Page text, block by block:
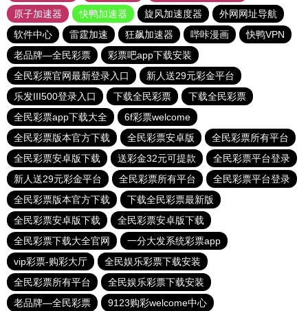
原子加速器
快鸭加速器 旋风加速度器
外网网址导航
软件中心
雷霆加速 狂飙加速器 哔咔漫画
快鸭VPN
老品牌—全民彩票
彩票吧app下载安装
全民彩票官网最新登录入口
新人送29元彩金平台
乐发III500登录入口
下载全民彩票
下载全民彩票
全民彩票app下载大全
6f彩票welcome
全民彩票版本官方下载
全民彩票安卓版
全民彩票所有平台
全民彩票安卓版下载
送彩金32元可提款
全民彩票平台登录
新人送29元彩金平台
全民彩票所有平台
全民彩票平台登录
全民彩票版本官方下载
下载全民彩票最新版
全民彩票安卓版下载
全民彩票安卓版下载
全民彩票下载大全官网
一分大发系统彩票app
vip彩票-购彩大厅
全民娱乐彩票下载安装
全民彩票所有平台
全民娱乐彩票下载安装
老品牌—全民彩票
9123购彩welcome中心